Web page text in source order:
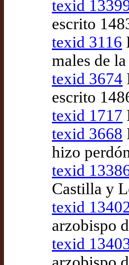
texid
escrito
texid 3116
males de
texid 3674
escrito
texid 1717
texid 3668
hizo
texid
Castilla y
texid
arzobispo
texid